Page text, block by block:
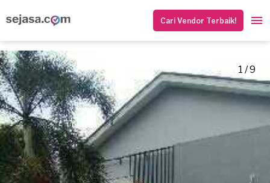
Cari Vendor Terbaik!
1 / 9